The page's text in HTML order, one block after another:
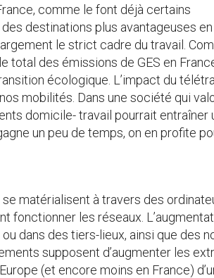
comme le font déjà certains
destinations plus avantageuses
le strict cadre du travail.
total des émissions de GES en
écologique. L’impact du
mobilités. Dans une société qui
domicile- travail pourrait entraîner
un peu de temps, on en profite
matérialisent à travers des
fonctionner les réseaux.
dans des tiers-lieux, ainsi que des
supposent d’augmenter les
(et encore moins en France)